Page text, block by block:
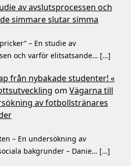
av avslutsprocessen och
simmare slutar simma
– En studie av
och varför elitsatsande… […]
från nybakade studenter! «
om Vägarna till
av fotbollstränares
– En undersökning av
bakgrunder – Danie… […]